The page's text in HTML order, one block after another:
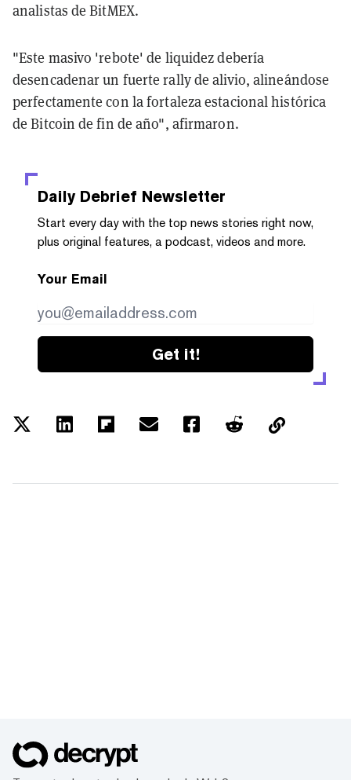
analistas de BitMEX.
"Este masivo 'rebote' de liquidez debería
desencadenar un fuerte rally de alivio, alineándose
perfectamente con la fortaleza estacional histórica
de Bitcoin de fin de año", afirmaron.
Daily Debrief Newsletter
Start every day with the top news stories right now,
plus original features, a podcast, videos and more.
Your Email
Get it!